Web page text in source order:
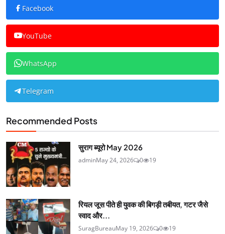
Facebook
YouTube
WhatsApp
Telegram
Recommended Posts
सुराग ब्यूरो May 2026
adminMay 24, 2026 0 19
रियल जूस पीते ही युवक की बिगड़ी तबीयत, गटर जैसे
स्वाद और...
SuragBureauMay 19, 2026 0 19